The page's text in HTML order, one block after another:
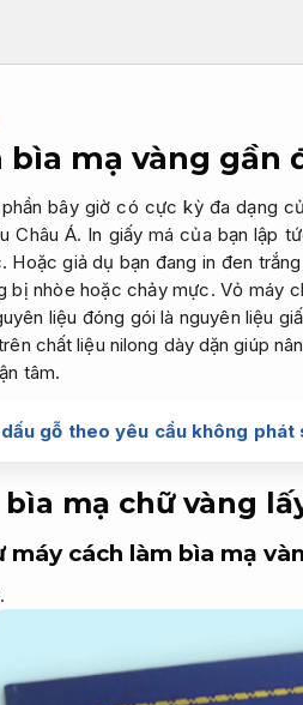
bìa mạ vàng gần
bây giờ có cực kỳ đa dạng
Châu Á. In giấy má của bạn lập
Hoặc giả dụ bạn đang in đen
bị nhòe hoặc chảy mực. Vỏ máy
liệu đóng gói là nguyên liệu
chất liệu nilong dày dặn giúp
tâm.
gỗ theo yêu cầu không phát
bìa mạ chữ vàng
máy cách làm bìa mạ